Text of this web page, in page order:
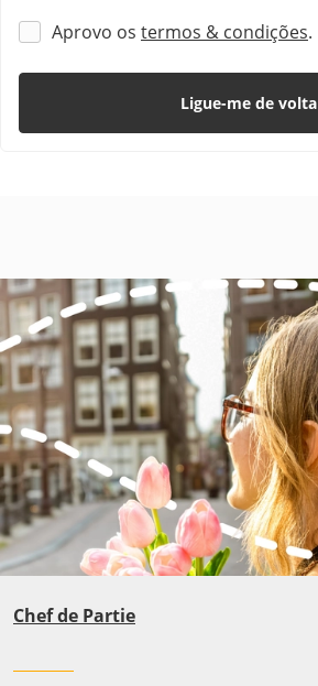
Aprovo os termos & condições.
Ligue-me de volta
Chef de Partie